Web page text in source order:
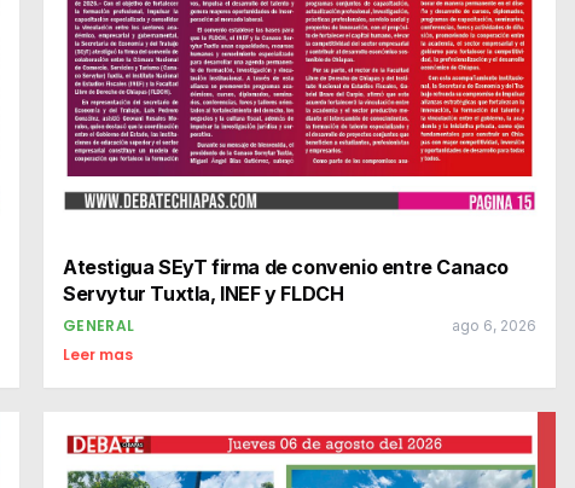
Atestigua SEyT firma de convenio entre Canaco
Servytur Tuxtla, INEF y FLDCH
GENERAL ago 6, 2026
Leer mas